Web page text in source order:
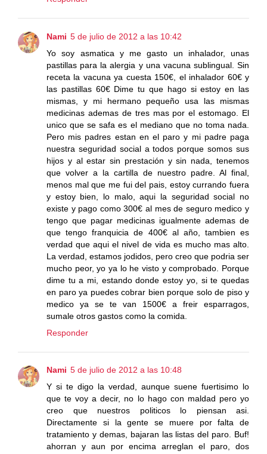
Nami 5 de julio de 2012 a las 10:42
Yo soy asmatica y me gasto un inhalador, unas
pastillas para la alergia y una vacuna sublingual. Sin
receta la vacuna ya cuesta 150€, el inhalador 60€ y
las pastillas 60€ Dime tu que hago si estoy en las
mismas, y mi hermano pequeño usa las mismas
medicinas ademas de tres mas por el estomago. El
unico que se safa es el mediano que no toma nada.
Pero mis padres estan en el paro y mi padre paga
nuestra seguridad social a todos porque somos sus
hijos y al estar sin prestación y sin nada, tenemos
que volver a la cartilla de nuestro padre. Al final,
menos mal que me fui del pais, estoy currando fuera
y estoy bien, lo malo, aqui la seguridad social no
existe y pago como 300€ al mes de seguro medico y
tengo que pagar medicinas igualmente ademas de
que tengo franquicia de 400€ al año, tambien es
verdad que aqui el nivel de vida es mucho mas alto.
La verdad, estamos jodidos, pero creo que podria ser
mucho peor, yo ya lo he visto y comprobado. Porque
dime tu a mi, estando donde estoy yo, si te quedas
en paro ya puedes cobrar bien porque solo de piso y
medico ya se te van 1500€ a freir esparragos,
sumale otros gastos como la comida.
Responder
Nami 5 de julio de 2012 a las 10:48
Y si te digo la verdad, aunque suene fuertisimo lo
que te voy a decir, no lo hago con maldad pero yo
creo que nuestros politicos lo piensan asi.
Directamente si la gente se muere por falta de
tratamiento y demas, bajaran las listas del paro. Buf!
ahorran y aun por encima arreglan el paro, dos